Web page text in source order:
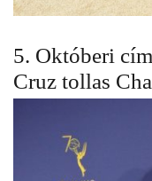
5. Októberi
Cruz tollas